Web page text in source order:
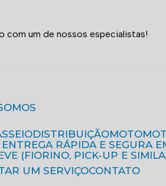
com um de nossos especialistas!
DISTRIBUIÇÃO MOTO
ENTREGA RÁPIDA E SEGURA
(FIORINO, PICK-UP E
UM SERVIÇO CONTATO